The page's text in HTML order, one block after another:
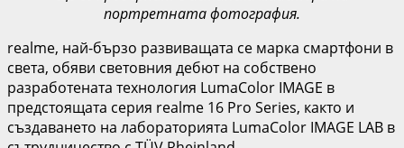
портретната фотография.
realme, най-бързо развиващата се марка смартфони в
света, обяви световния дебют на собствено
разработената технология LumaColor IMAGE в
предстоящата серия realme 16 Pro Series, както и
създаването на лабораторията LumaColor IMAGE LAB в